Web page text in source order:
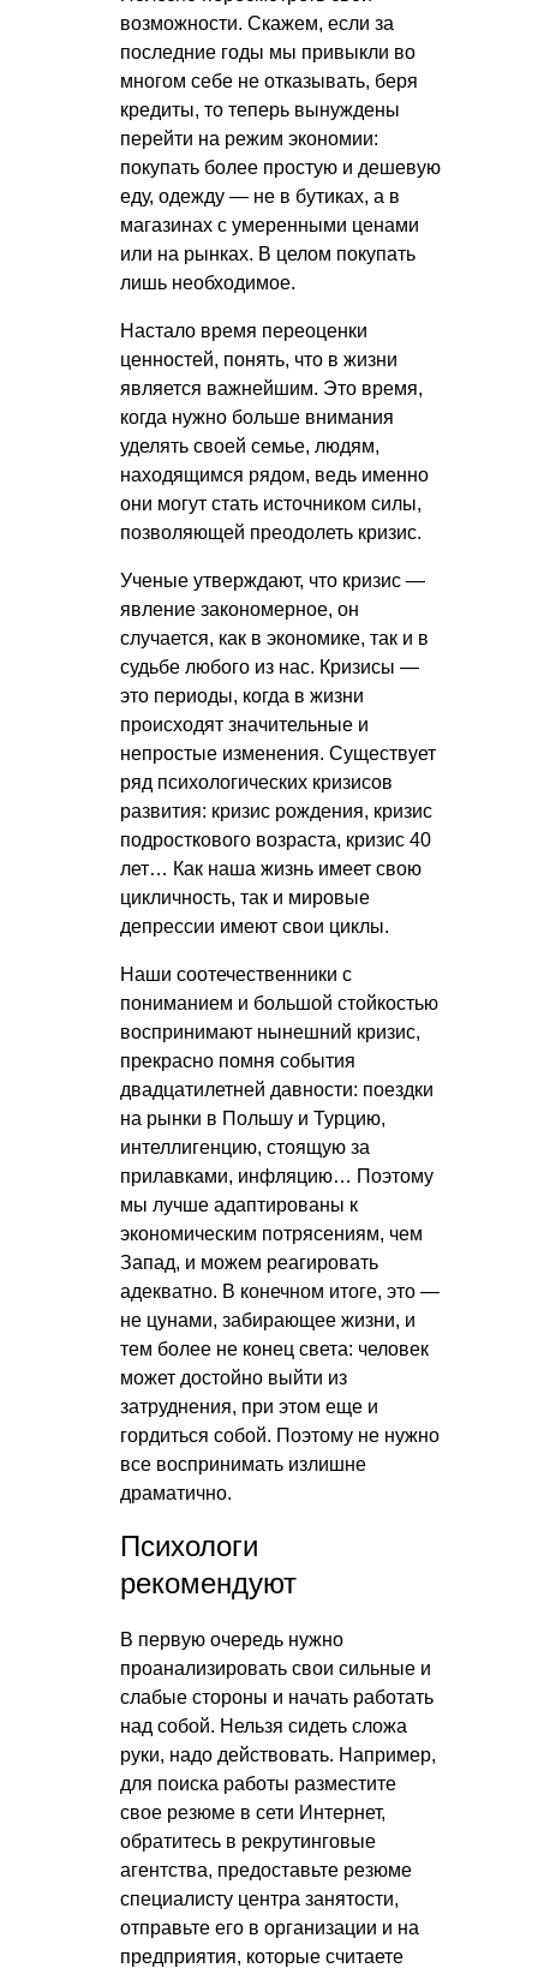
возможности. Скажем, если за
последние годы мы привыкли во
многом себе не отказывать, беря
кредиты, то теперь вынуждены
перейти на режим экономии:
покупать более простую и дешевую
еду, одежду — не в бутиках, а в
магазинах с умеренными ценами
или на рынках. В целом покупать
лишь необходимое.
Настало время переоценки
ценностей, понять, что в жизни
является важнейшим. Это время,
когда нужно больше внимания
уделять своей семье, людям,
находящимся рядом, ведь именно
они могут стать источником силы,
позволяющей преодолеть кризис.
Ученые утверждают, что кризис —
явление закономерное, он
случается, как в экономике, так и в
судьбе любого из нас. Кризисы —
это периоды, когда в жизни
происходят значительные и
непростые изменения. Существует
ряд психологических кризисов
развития: кризис рождения, кризис
подросткового возраста, кризис 40
лет… Как наша жизнь имеет свою
цикличность, так и мировые
депрессии имеют свои циклы.
Наши соотечественники с
пониманием и большой стойкостью
воспринимают нынешний кризис,
прекрасно помня события
двадцатилетней давности: поездки
на рынки в Польшу и Турцию,
интеллигенцию, стоящую за
прилавками, инфляцию… Поэтому
мы лучше адаптированы к
экономическим потрясениям, чем
Запад, и можем реагировать
адекватно. В конечном итоге, это —
не цунами, забирающее жизни, и
тем более не конец света: человек
может достойно выйти из
затруднения, при этом еще и
гордиться собой. Поэтому не нужно
все воспринимать излишне
драматично.
Психологи
рекомендуют
В первую очередь нужно
проанализировать свои сильные и
слабые стороны и начать работать
над собой. Нельзя сидеть сложа
руки, надо действовать. Например,
для поиска работы разместите
свое резюме в сети Интернет,
обратитесь в рекрутинговые
агентства, предоставьте резюме
специалисту центра занятости,
отправьте его в организации и на
предприятия, которые считаете